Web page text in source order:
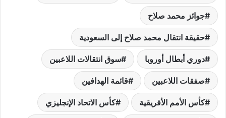
جوائز محمد صلاح
حقيقة انتقال محمد صلاح إلى السعودية
دوري أبطال أوروبا سوق انتقالات اللاعبين
صفقات اللاعبين قائمة الهدافين
كأس الأمم الأفريقية كأس الاتحاد الإنجليزي